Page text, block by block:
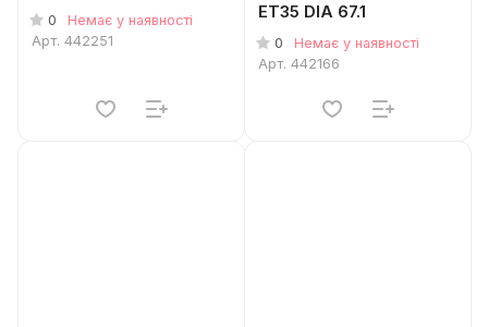
0
Немає у наявності
Арт. 442251
ET35 DIA 67.1
0
Немає у наявності
Арт. 442166